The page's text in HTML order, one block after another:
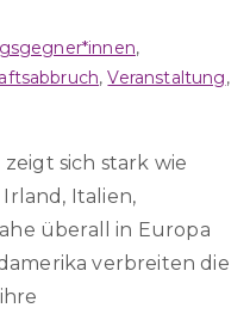
,
,Veranstaltung,
sich stark wie
Italien,
überall in Europa
verbreiten die